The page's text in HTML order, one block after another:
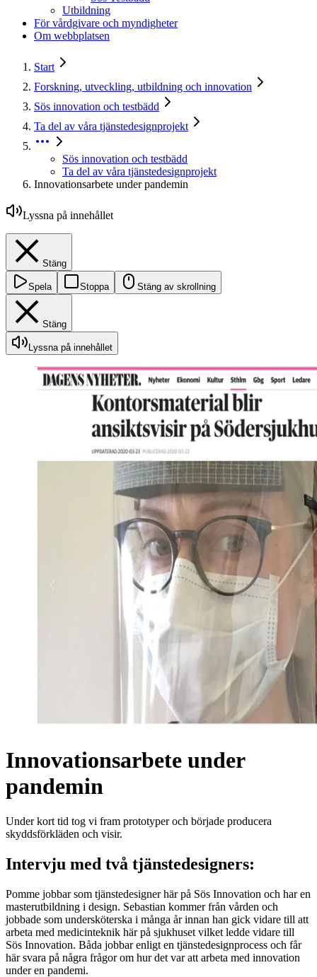
Utbildning
För vårdgivare och myndigheter
Om webbplatsen
Start
Forskning, utveckling, utbildning och innovation
Sös innovation och testbädd
Ta del av våra tjänstedesignprojekt
Sös innovation och testbädd
Ta del av våra tjänstedesignprojekt
Innovationsarbete under pandemin
Lyssna på innehållet
Stäng
Spela Stoppa Stäng av skrollning
Stäng
Lyssna på innehållet
Innovationsarbete under
pandemin
Under kort tid tog vi fram prototyper och började producera
skyddsförkläden och visir.
Intervju med två tjänstedesigners:
Pomme jobbar som tjänstedesigner här på Sös Innovation och har en
masterutbildning i design. Sebastian kommer från vården och
jobbade som undersköterska i många år innan han gick vidare till att
arbeta med medicinteknik här på sjukhuset vilket ledde vidare till
Sös Innovation. Båda jobbar enligt en tjänstedesignprocess och får
här svara på några frågor om hur det var att arbeta med innovation
under en pandemi.